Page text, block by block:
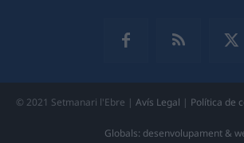
© 2021 Setmanari l'Ebre | Avís Legal | Política de
Globals: desenvolupament &